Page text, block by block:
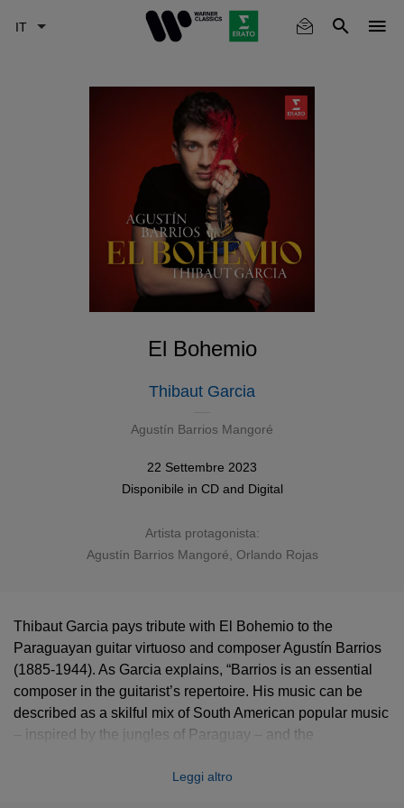
El Bohemio
Thibaut Garcia
Agustín Barrios Mangoré
22 Settembre 2023
Disponibile in CDand Digital
Artista protagonista:
Agustín Barrios Mangoré , Orlando Rojas
Thibaut Garcia pays tribute with El Bohemio to the
Paraguayan guitar virtuoso and composer Agustín Barrios
(1885-1944). As Garcia explains, “Barrios is an essential
composer in the guitarist’s repertoire. His music can be
described as a skilful mix of South American popular music
– inspired by the jungles of Paraguay – and the
idolised.” El Bohemio duly complements 16 varied works
Leggi altro